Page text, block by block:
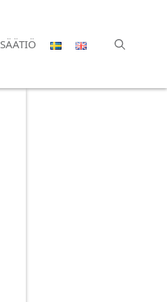
SÄÄTIÖ